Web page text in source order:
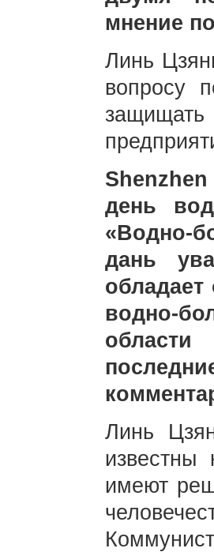
мнение
Линь
вопросу
день
«Водно-
дань
водно-
области
Линь
имеют